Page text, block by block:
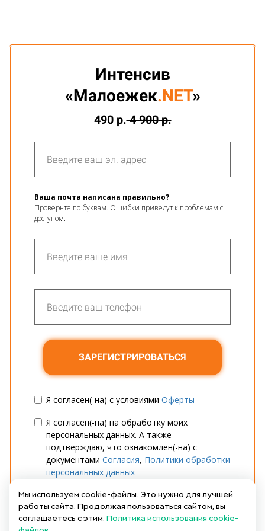
Интенсив
«Малоежек.NET»
490 р.4 900р.
Ваша почта написана правильно?
Проверьте по буквам. Ошибки приведут к проблемам с
доступом.
ЗАРЕГИСТРИРОВАТЬСЯ
Я согласен(-на) с условиями Оферты
Я согласен(-на) на обработку моих
персональных данных. А также
подтверждаю, что ознакомлен(-на) с
документами Согласия, Политики обработки
персональных данных
ДаюСогласиена получение
информационных и маркетинговых рассылок
(вы в любой момент можете отказаться от
Мы используем cookie-файлы. Это нужно для лучшей
работы сайта. Продолжая пользоваться сайтом, вы
соглашаетесь с этим. Политика использования cookie-